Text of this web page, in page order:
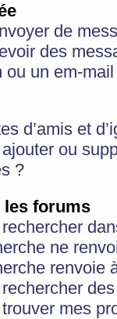
de
des
ou un em-
d’amis et
ou
?
les forums
ne
renvoie
mes